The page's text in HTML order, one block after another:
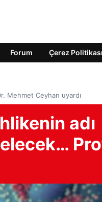
Forum Çerez Politikası
Mehmet Ceyhan uyardı
adı